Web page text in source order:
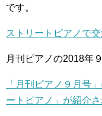
です。
ストリートピアノで
月刊ピアノの2018年
「月刊ピアノ９月号
ートピアノ」が紹介